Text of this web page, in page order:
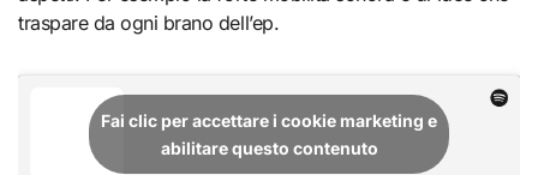
traspare da ogni brano dell’ep.
Fai clic per accettare i cookie marketing e
abilitare questo contenuto